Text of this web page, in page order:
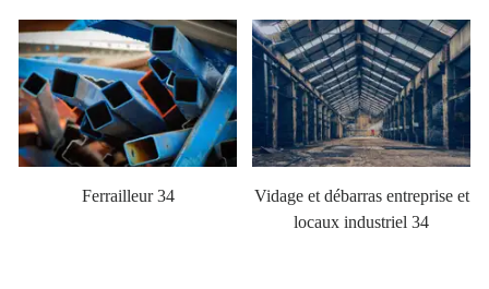
Ferrailleur 34
Vidage et débarras entreprise et
locaux industriel 34